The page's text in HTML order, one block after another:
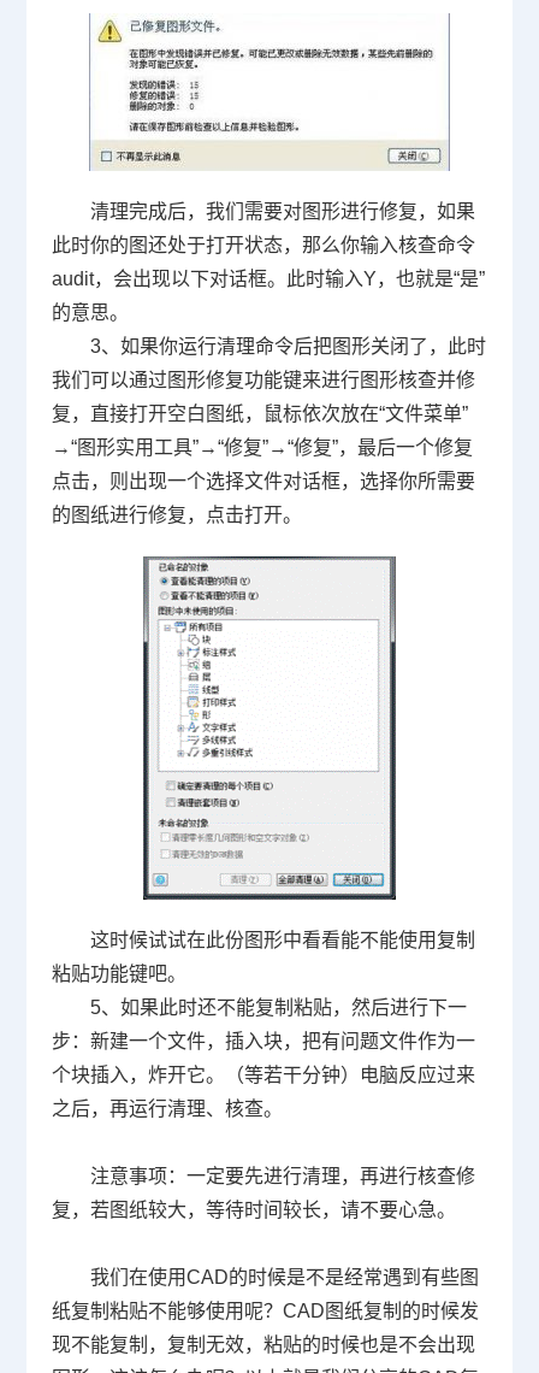
清理完成后，我们需要对图形进行修复，如果
此时你的图还处于打开状态，那么你输入核查命令
audit，会出现以下对话框。此时输入Y，也就是“是”
的意思。
3、如果你运行清理命令后把图形关闭了，此时
我们可以通过图形修复功能键来进行图形核查并修
复，直接打开空白图纸，鼠标依次放在“文件菜单”
→“图形实用工具”→“修复”→“修复”，最后一个修复
点击，则出现一个选择文件对话框，选择你所需要
的图纸进行修复，点击打开。
这时候试试在此份图形中看看能不能使用复制
粘贴功能键吧。
5、如果此时还不能复制粘贴，然后进行下一
步：新建一个文件，插入块，把有问题文件作为一
个块插入，炸开它。（等若干分钟）电脑反应过来
之后，再运行清理、核查。
注意事项：一定要先进行清理，再进行核查修
复，若图纸较大，等待时间较长，请不要心急。
我们在使用CAD的时候是不是经常遇到有些图
纸复制粘贴不能够使用呢？ CAD 图纸复制的时候发
现不能复制，复制无效，粘贴的时候也是不会出现